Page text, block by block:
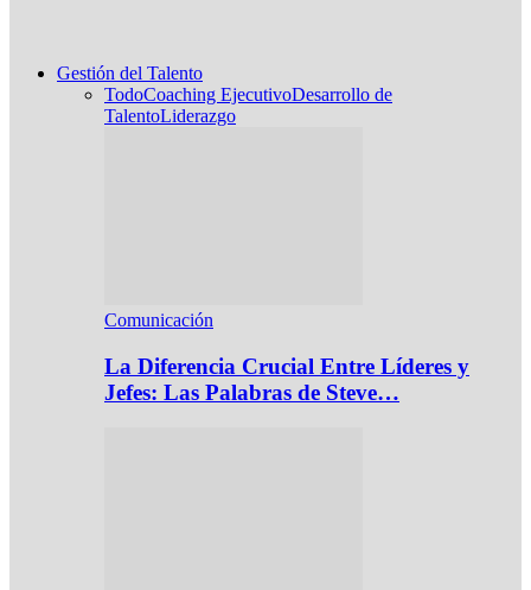
Gestión del Talento
TodoCoaching EjecutivoDesarrollo de
TalentoLiderazgo
Comunicación
La Diferencia Crucial Entre Líderes y
Jefes: Las Palabras de Steve…